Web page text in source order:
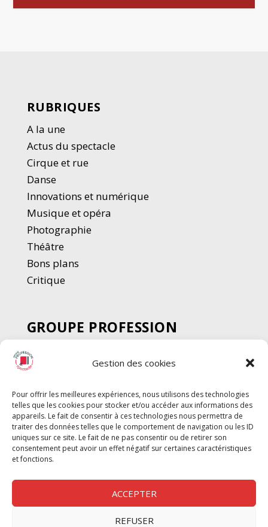
Gestion des cookies
Pour offrir les meilleures expériences, nous utilisons des technologies
telles que les cookies pour stocker et/ou accéder aux informations des
appareils. Le fait de consentir à ces technologies nous permettra de
traiter des données telles que le comportement de navigation ou les ID
uniques sur ce site. Le fait de ne pas consentir ou de retirer son
consentement peut avoir un effet négatif sur certaines caractéristiques
et fonctions.
ACCEPTER
REFUSER
RUBRIQUES
A la une
Actus du spectacle
Cirque et rue
Danse
Innovations et numérique
Musique et opéra
Photographie
Théâtre
Bons plans
Critique
GROUPE PROFESSION
SPECTACLE
Chèque Intermittents
Chèque Compta
Chèque Emploi Spectacle
G-Pods
Profession Audio-visuel